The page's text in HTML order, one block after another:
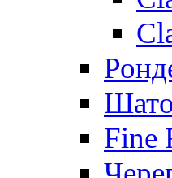
Fine